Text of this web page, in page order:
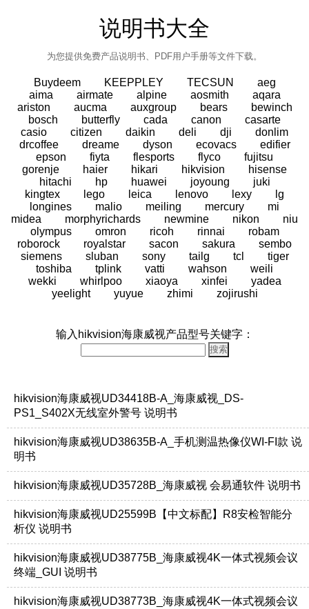
说明书大全
为您提供免费产品说明书、PDF用户手册等文件下载。
Buydeem KEEPPLEY TECSUN
aeg
aima
airmate alpine aosmith
aqara
ariston
aucma auxgroup bears
bewinch
bosch
butterfly cada canon
casarte
casio
citizen daikin deli dji
donlim
drcoffee
dreame dyson ecovacs
edifier
epson
fiyta flesports flyco
fujitsu
gorenje
haier hikari hikvision
hisense
hitachi
hp huawei joyoung
juki
kingtex
lego leica lenovo lexy
lg
longines
malio meiling mercury
mi
midea
morphyrichards newmine nikon
niu
olympus
omron ricoh rinnai
robam
roborock
royalstar sacon sakura
sembo
siemens
sluban sony tailg tcl
tiger
toshiba
tplink vatti wahson
weili
wekki
whirlpoo xiaoya xinfei
yadea
yeelight
yuyue zhimi zojirushi
输入hikvision海康威视产品型号关键字：
hikvision海康威视UD34418B-A_海康威视_DS-
PS1_S402X无线室外警号 说明书
hikvision海康威视UD38635B-A_手机测温热像仪WI-FI款 说
明书
hikvision海康威视UD35728B_海康威视 会易通软件 说明书
hikvision海康威视UD25599B【中文标配】R8安检智能分
析仪 说明书
hikvision海康威视UD38775B_海康威视4K一体式视频会议
终端_GUI 说明书
hikvision海康威视UD38773B_海康威视4K一体式视频会议